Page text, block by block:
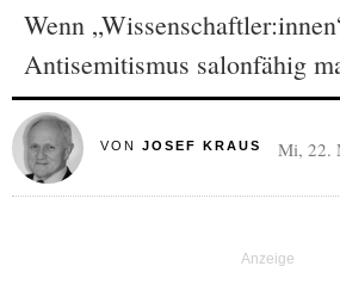
Wenn
Antisemitismus salonfähig
VON JOSEF KRAUS Mi, 22.